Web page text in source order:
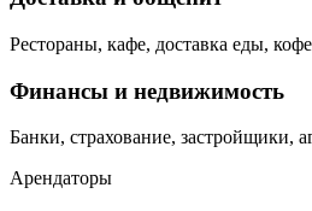
Рестораны, кафе, доставка еды,
Финансы и недвижимость
Банки, страхование, застройщики,
Арендаторы